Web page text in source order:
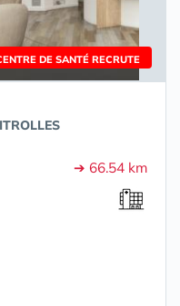
DE SANTÉ RECRUTE
➔ 66.54 km